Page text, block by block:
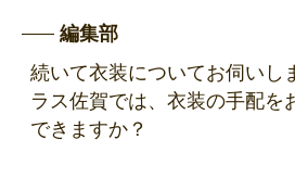
編集部
続いて衣装についてお伺いし
ラス佐賀では、衣装の手配を
できますか？